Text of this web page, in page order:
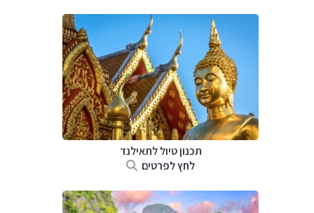
תכנון טיול לתאילנד
לחץ לפרטים